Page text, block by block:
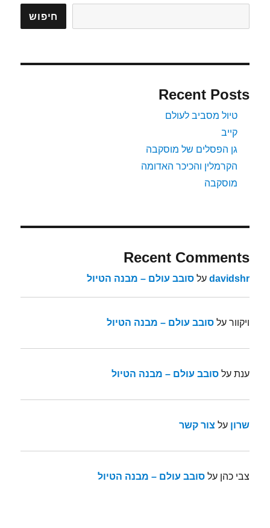
חיפוש
Recent Posts
טיול מסביב לעולם
קייב
גן הפסלים של מוסקבה
הקרמלין והכיכר האדומה
מוסקבה
Recent Comments
davidshr עלסובב עולם – מבנה הטיול
ויקוור עלסובב עולם – מבנה הטיול
ענת עלסובב עולם – מבנה הטיול
שרון על צור קשר
צבי כהן עלסובב עולם – מבנה הטיול